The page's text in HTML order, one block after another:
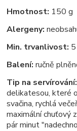
Hmotnost: 150 g
Alergeny:
Min. trvanlivost:
Balení:ručně
Tip na servírování:
delikatesou, které
svačina, rychlá
maximální chuťový
pár minut